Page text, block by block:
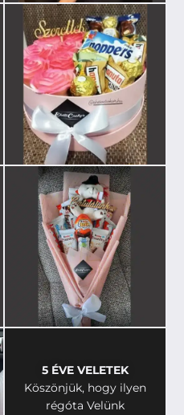
5 ÉVE VELETEK
Köszönjük, hogy ilyen
régóta Velünk